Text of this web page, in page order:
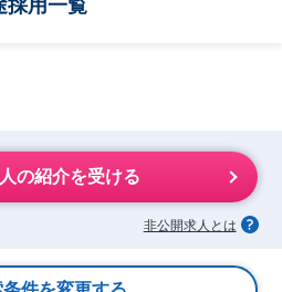
採用一覧
の紹介を受ける
非公開求人とは